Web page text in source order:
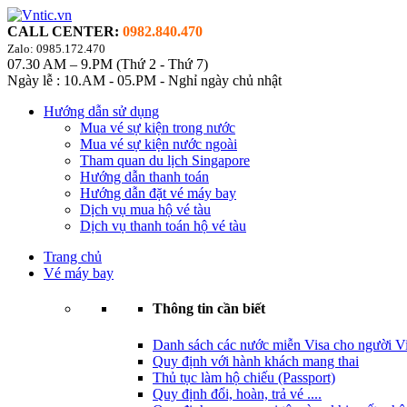
CALL CENTER: 0982.840.470
Zalo: 0985.172.470
07.30 AM – 9.PM (Thứ 2 - Thứ 7)
Ngày lễ : 10.AM - 05.PM - Nghỉ ngày chủ nhật
Hướng dẫn sử dụng
Mua vé sự kiện trong nước
Mua vé sự kiện nước ngoài
Tham quan du lịch Singapore
Hướng dẫn thanh toán
Hướng dẫn đặt vé máy bay
Dịch vụ mua hộ vé tàu
Dịch vụ thanh toán hộ vé tàu
Trang chủ
Vé máy bay
Thông tin cần biết
Danh sách các nước miễn Visa cho người
Quy định với hành khách mang thai
Thủ tục làm hộ chiếu (Passport)
Quy định đổi, hoàn, trả vé ....